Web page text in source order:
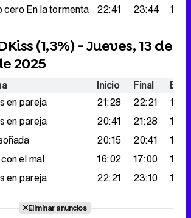
ceroEn la tormenta 22:41 23:44
(1,3%) - Jueves, 13 de
2025
Inicio Final
en pareja
21:28 22:21
en pareja
20:41 21:28
20:15 20:41
el mal
16:02 17:00
en pareja
22:21 23:10
Eliminar anuncios